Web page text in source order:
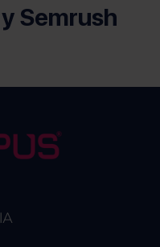
Semrush